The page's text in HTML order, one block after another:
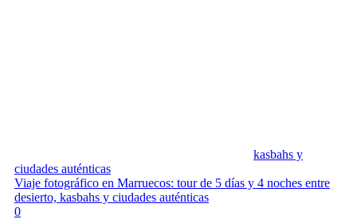
kasbahs y
ciudades auténticas
Viaje fotográfico en Marruecos: tour de 5 días y 4 noches entre
desierto, kasbahs y ciudades auténticas
0